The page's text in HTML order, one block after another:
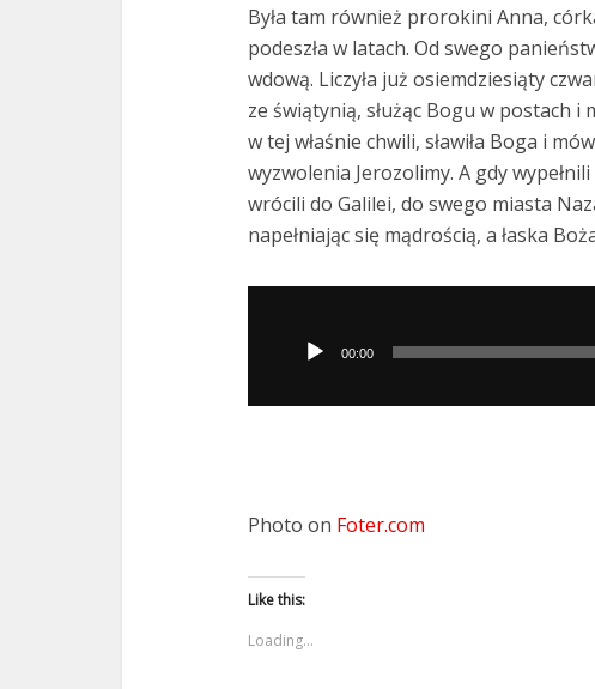
Była tam również prorokini Anna,
podeszła w latach. Od swego
wdową. Liczyła już osiemdziesiąty
ze świątynią, służąc Bogu w postach i
w tej właśnie chwili, sławiła Boga i
wyzwolenia Jerozolimy. A gdy
wrócili do Galilei, do swego miasta
napełniając się mądrością, a łaska
dźwiękowych
00:00
Photo on Foter.com
Like this:
Loading...